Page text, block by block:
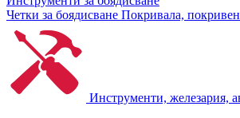
Четки за боядисване Покривала,
Инструменти, железария,